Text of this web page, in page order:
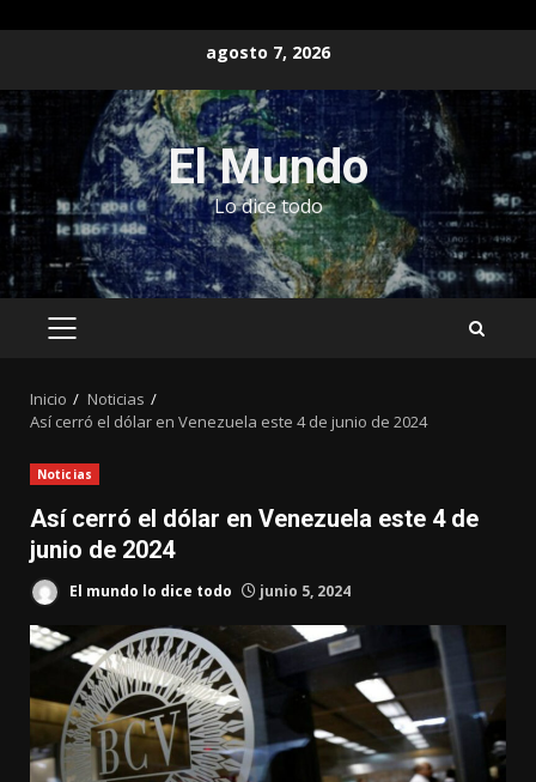
contenido
agosto 7, 2026
El Mundo
Lo dice todo
MENÚ
Inicio
Noticias
Así cerró el dólar en Venezuela este 4 de junio de 2024
Noticias
Así cerró el dólar en Venezuela este 4 de
junio de 2024
El mundo lo dice todo junio 5, 2024